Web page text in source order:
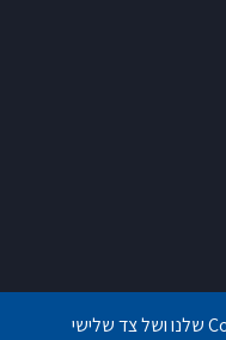
אנו משתמשים במבחר של קובצי Cookie שלנו ושל צד שלישי